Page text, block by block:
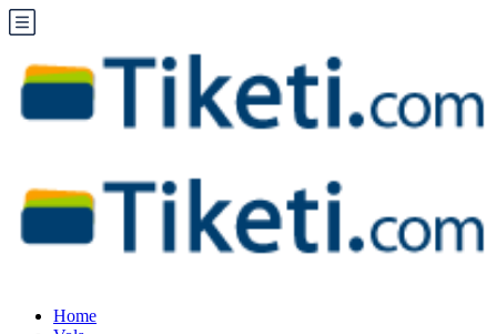
Home